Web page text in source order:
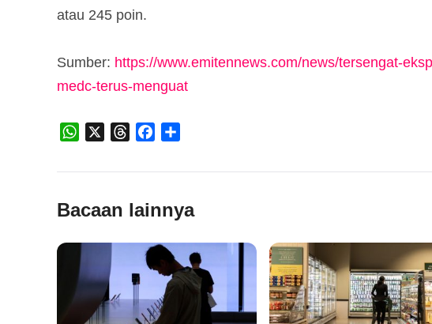
atau 245 poin.
Sumber: https://www.emitennews.com/news/tersengat-
medc-terus-menguat
WhatsApp ThreadsFacebook
Bacaan lainnya